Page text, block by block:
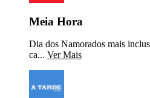
Meia Hora
Dia dos Namorados mais
ca... Ver Mais